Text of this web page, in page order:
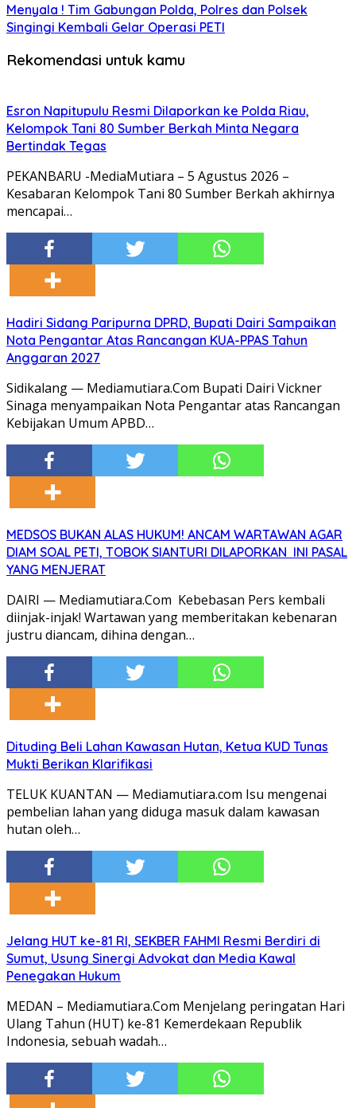
Menyala ! Tim Gabungan Polda, Polres dan Polsek
Singingi Kembali Gelar Operasi PETI
Rekomendasi untuk kamu
Esron Napitupulu Resmi Dilaporkan ke Polda Riau,
Kelompok Tani 80 Sumber Berkah Minta Negara
Bertindak Tegas
PEKANBARU -MediaMutiara – 5 Agustus 2026 –
Kesabaran Kelompok Tani 80 Sumber Berkah akhirnya
mencapai…
Hadiri Sidang Paripurna DPRD, Bupati Dairi Sampaikan
Nota Pengantar Atas Rancangan KUA-PPAS Tahun
Anggaran 2027
Sidikalang — Mediamutiara.Com Bupati Dairi Vickner
Sinaga menyampaikan Nota Pengantar atas Rancangan
Kebijakan Umum APBD…
MEDSOS BUKAN ALAS HUKUM! ANCAM WARTAWAN AGAR
DIAM SOAL PETI, TOBOK SIANTURI DILAPORKAN INI PASAL
YANG MENJERAT
DAIRI — Mediamutiara.Com Kebebasan Pers kembali
diinjak-injak! Wartawan yang memberitakan kebenaran
justru diancam, dihina dengan…
Dituding Beli Lahan Kawasan Hutan, Ketua KUD Tunas
Mukti Berikan Klarifikasi
TELUK KUANTAN — Mediamutiara.com Isu mengenai
pembelian lahan yang diduga masuk dalam kawasan
hutan oleh…
Jelang HUT ke-81 RI, SEKBER FAHMI Resmi Berdiri di
Sumut, Usung Sinergi Advokat dan Media Kawal
Penegakan Hukum
MEDAN – Mediamutiara.Com Menjelang peringatan Hari
Ulang Tahun (HUT) ke-81 Kemerdekaan Republik
Indonesia, sebuah wadah…